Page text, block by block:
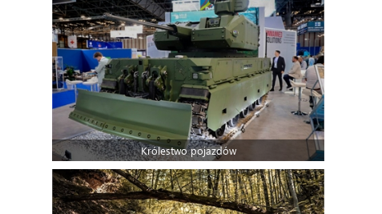
Królestwo pojazdów